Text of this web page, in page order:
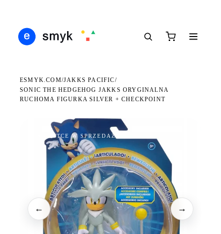
ESMYK.COM/JAKKS PACIFIC/
SONIC THE HEDGEHOG JAKKS ORYGINALNA
RUCHOMA FIGURKA SILVER + CHECKPOINT
WKRÓTCE W SPRZEDAŻY
← →